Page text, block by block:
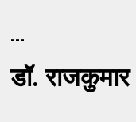
---
डॉ. राजकुमार